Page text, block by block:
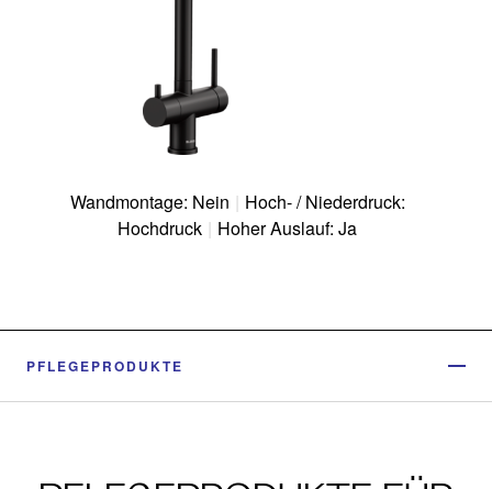
Wandmontage: Nein | Hoch- / Niederdruck:
Hochdruck | Hoher Auslauf: Ja
PFLEGEPRODUKTE